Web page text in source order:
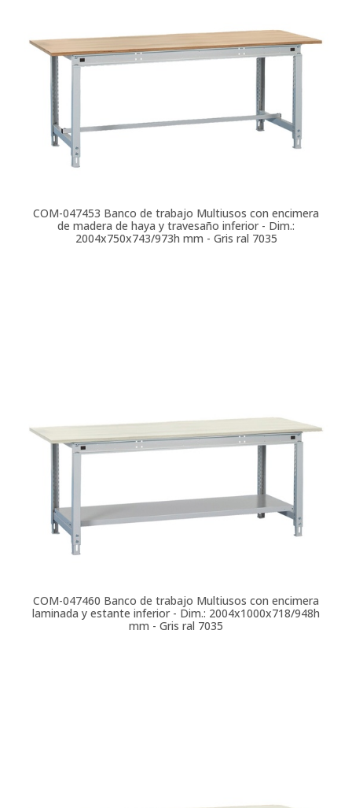
COM-047453 Banco de trabajo Multiusos con encimera
de madera de haya y travesaño inferior - Dim.:
2004x750x743/973h mm - Gris ral 7035
COM-047460 Banco de trabajo Multiusos con encimera
laminada y estante inferior - Dim.: 2004x1000x718/948h
mm - Gris ral 7035